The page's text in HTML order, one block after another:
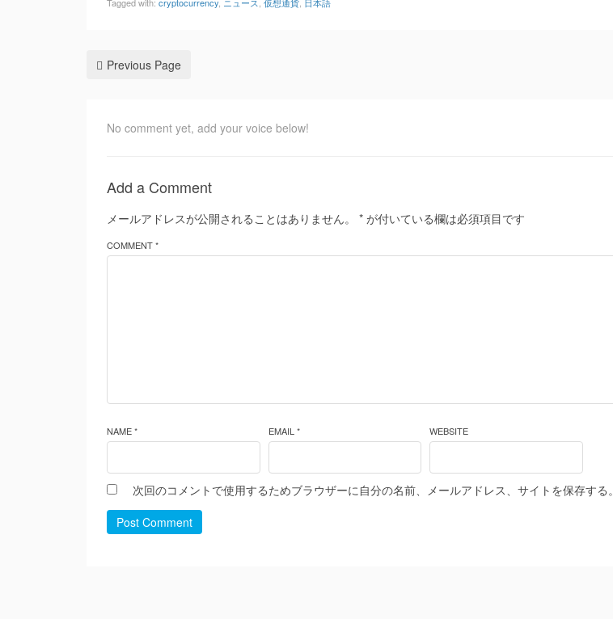
Previous Page
No comment yet, add your voice below!
Add a Comment
メールアドレスが公開されることはありません。 * が付いている欄は必須項目です
COMMENT *
NAME * EMAIL * WEBSITE
次回のコメントで使用するためブラウザーに自分の名前、メールアドレス、サイトを保存する。
Post Comment